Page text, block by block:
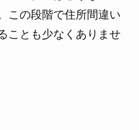
この段階で住所間違い
ことも少なくありませ